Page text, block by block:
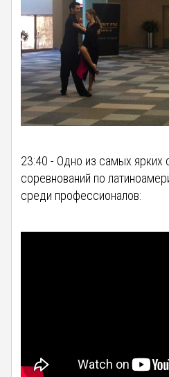
23:40 - Одно из самых ярких
соревнований по
среди профессионалов: